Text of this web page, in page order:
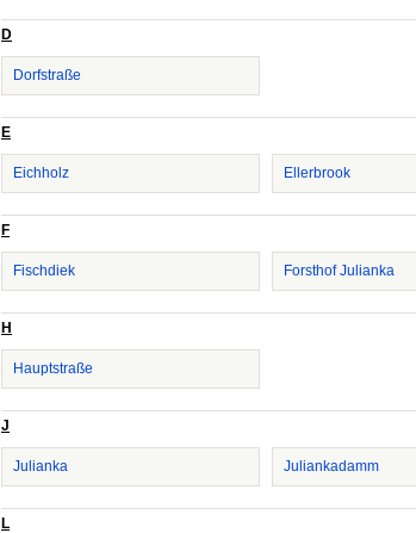
D
Dorfstraße
E
Eichholz Ellerbrook
F
Fischdiek Forsthof Julianka
H
Hauptstraße
J
Julianka Juliankadamm
L